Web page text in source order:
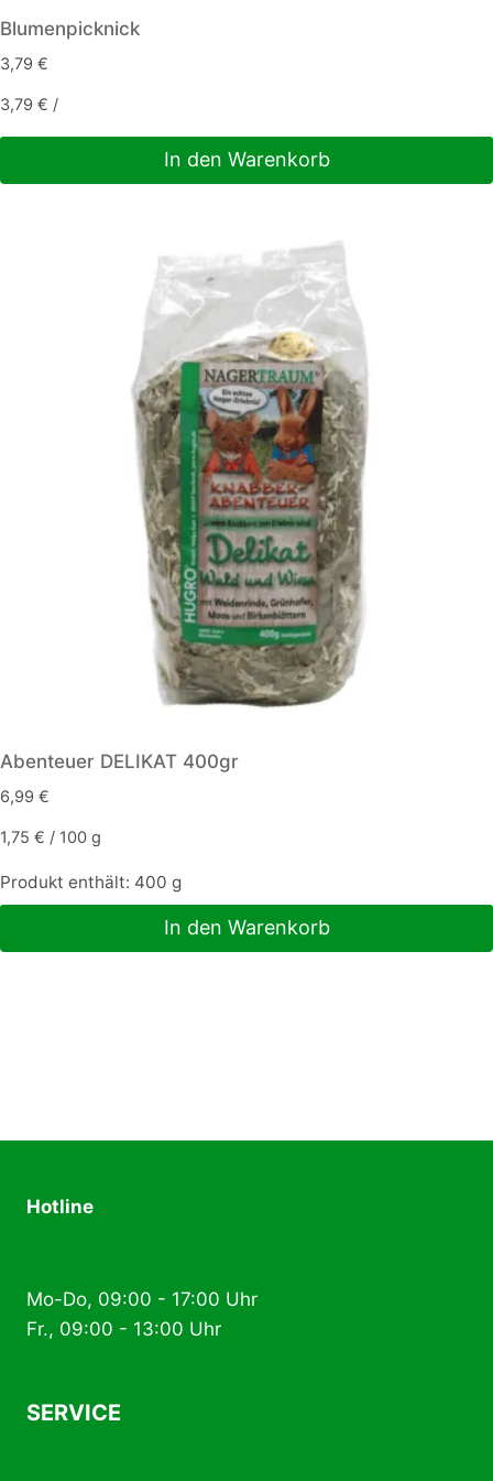
Blumenpicknick
3,79 €
3,79 € /
In den Warenkorb
Abenteuer DELIKAT 400gr
6,99 €
1,75 € / 100 g
Produkt enthält: 400 g
In den Warenkorb
Hotline
Mo-Do, 09:00 - 17:00 Uhr
Fr., 09:00 - 13:00 Uhr
SERVICE